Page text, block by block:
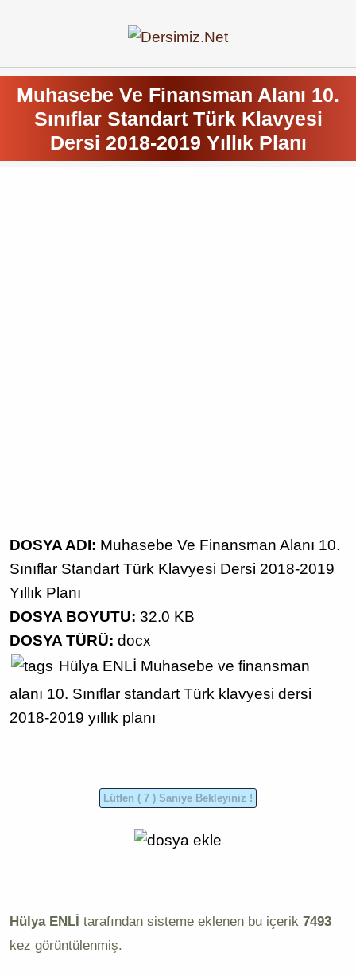
Muhasebe Ve Finansman Alanı 10.
Sınıflar Standart Türk Klavyesi
Dersi 2018-2019 Yıllık Planı
DOSYA ADI: Muhasebe Ve Finansman Alanı 10.
Sınıflar Standart Türk Klavyesi Dersi 2018-2019
Yıllık Planı
DOSYA BOYUTU: 32.0 KB
DOSYA TÜRÜ: docx
Hülya ENLİ Muhasebe ve finansman
alanı 10. Sınıflar standart Türk klavyesi dersi
2018-2019 yıllık planı
Hülya ENLİ tarafından sisteme eklenen bu içerik 7493
kez görüntülenmiş.